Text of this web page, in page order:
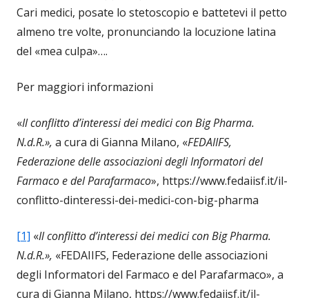
Cari medici, posate lo stetoscopio e battetevi il petto
almeno tre volte, pronunciando la locuzione latina
del «mea culpa»….
Per maggiori informazioni
«Il conflitto d’interessi dei medici con Big Pharma.
N.d.R.», a cura di Gianna Milano, «FEDAIIFS,
Federazione delle associazioni degli Informatori del
Farmaco e del Parafarmaco», https://www.fedaiisf.it/il-
conflitto-dinteressi-dei-medici-con-big-pharma
[1] «Il conflitto d’interessi dei medici con Big Pharma.
N.d.R.», «FEDAIIFS, Federazione delle associazioni
degli Informatori del Farmaco e del Parafarmaco», a
cura di Gianna Milano, https://www.fedaiisf.it/il-